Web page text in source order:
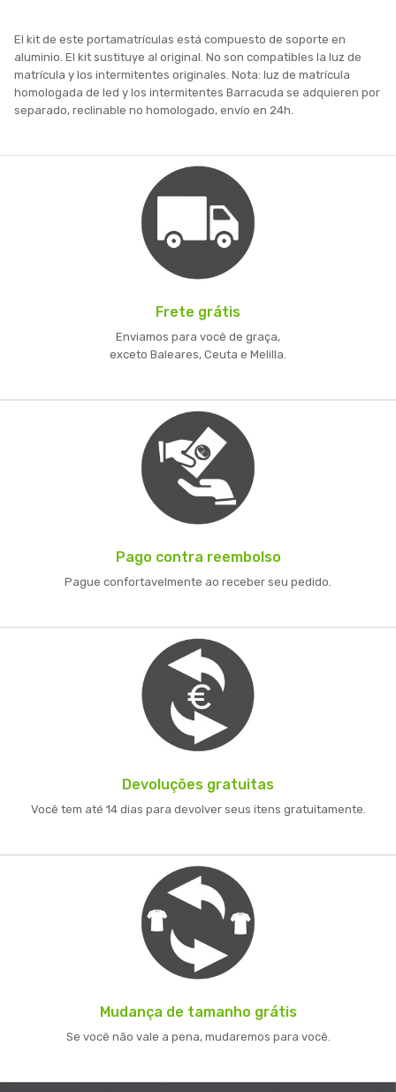
El kit de este portamatrículas está compuesto de soporte en
aluminio. El kit sustituye al original. No son compatibles la luz de
matrícula y los intermitentes originales. Nota: luz de matrícula
homologada de led y los intermitentes Barracuda se adquieren por
separado, reclinable no homologado, envío en 24h.
Frete grátis
Enviamos para você de graça,
exceto Baleares, Ceuta e Melilla.
Pago contra reembolso
Pague confortavelmente ao receber seu pedido.
Devoluções gratuitas
Você tem até 14 dias para devolver seus itens gratuitamente.
Mudança de tamanho grátis
Se você não vale a pena, mudaremos para você.